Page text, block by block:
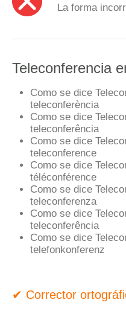
La forma
Teleconferencia
Como se dice
teleconferència
Como se dice
teleconferência
Como se dice
teleconference
Como se dice
téléconférence
Como se dice
teleconferenza
Como se dice
teleconferência
Como se dice
telefonkonferenz
✔ Corrector